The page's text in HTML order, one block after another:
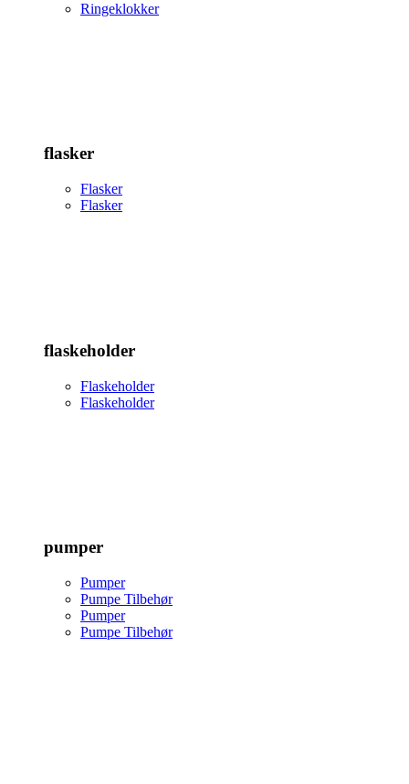
Ringeklokker
flasker
Flasker
Flasker
flaskeholder
Flaskeholder
Flaskeholder
pumper
Pumper
Pumpe Tilbehør
Pumper
Pumpe Tilbehør